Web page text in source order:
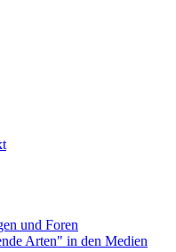
und Foren
Arten" in den Medien